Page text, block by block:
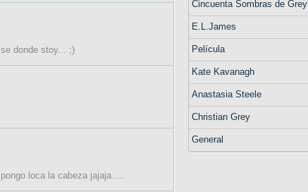
donde stoy... ;)
loca la cabeza jajaja.....
Cincuenta Sombras de Grey
E.L.James
Película
Kate Kavanagh
Anastasia Steele
Christian Grey
General